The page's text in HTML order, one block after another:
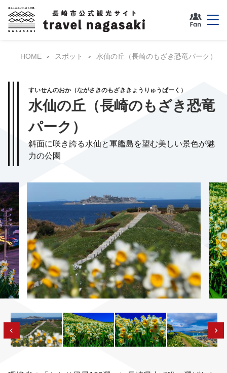
HOME スポット 水仙の丘（長崎のもざき恐竜パーク）
すいせんのおか（ながさきのもざききょうりゅうぱーく）
水仙の丘（長崎のもざき恐竜
パーク）
斜面に咲き誇る水仙と軍艦島を望む美しい景色が魅
力の公園